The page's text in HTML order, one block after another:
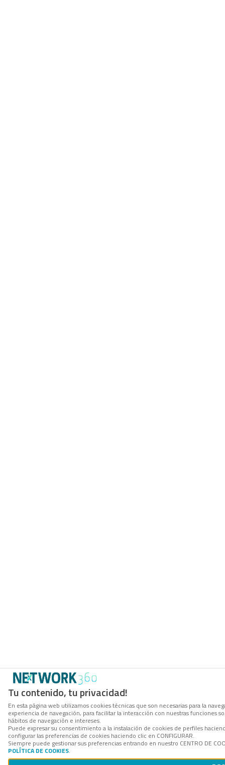
Tu contenido, tu privacidad!
En esta página web utilizamos cookies técnicas que son necesarias para la
experiencia de navegación, para facilitar la interacción con nuestras funciones
hábitos de navegación e intereses.
Puede expresar su consentimiento a la instalación de cookies de perfiles
configurar las preferencias de cookies haciendo clic en CONFIGURAR.
Siempre puede gestionar sus preferencias entrando en nuestro CENTRO DE
POLÍTICA DE COOKIES.